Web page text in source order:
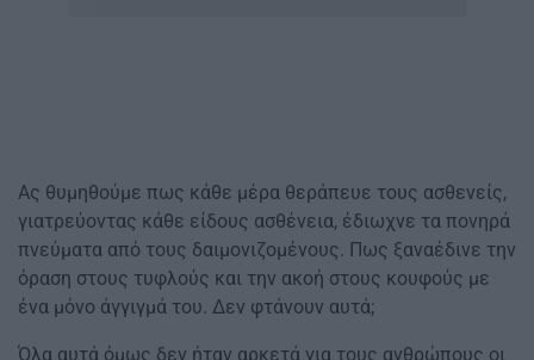
Ας θυμηθούμε πως κάθε μέρα θεράπευε τους ασθενείς,
γιατρεύοντας κάθε είδους ασθένεια, έδιωχνε τα πονηρά
πνεύματα από τους δαιμονιζομένους. Πως ξαναέδινε την
όραση στους τυφλούς και την ακοή στους κουφούς με
ένα μόνο άγγιγμά του. Δεν φτάνουν αυτά;
Όλα αυτά όμως δεν ήταν αρκετά για τους ανθρώπους οι